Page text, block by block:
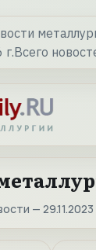
г.Всего
— 29.11.2023